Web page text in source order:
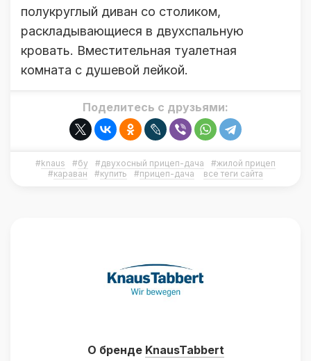
полукруглый диван со столиком,
раскладывающиеся в двухспальную
кровать. Вместительная туалетная
комната с душевой лейкой.
Поделитесь с друзьями:
#knaus #бу #двухосный прицеп-дача #жилой прицеп
#караван #купить #прицеп-дача все теги сайта
О бренде KnausTabbert